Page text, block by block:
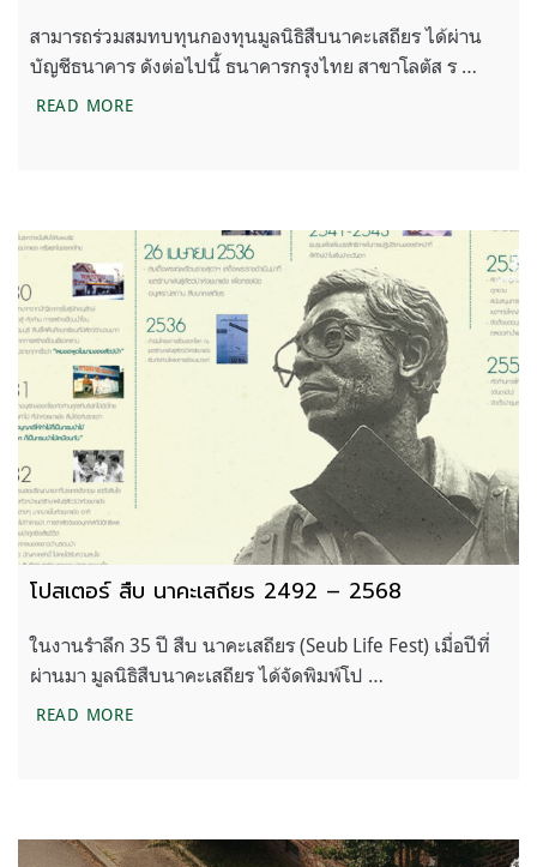
สามารถร่วมสมทบทุนกองทุนมูลนิธิสืบนาคะเสถียร ได้ผ่าน
บัญชีธนาคาร ดังต่อไปนี้ ธนาคารกรุงไทย สาขาโลตัส ร …
READ MOREร่วมปกป้องผืนป่าสัตว์ป่า ผ่าน บัญชีธนาคาร
โปสเตอร์ สืบ นาคะเสถียร 2492 – 2568
ในงานรำลึก 35 ปี สืบ นาคะเสถียร (Seub Life Fest) เมื่อปีที่
ผ่านมา มูลนิธิสืบนาคะเสถียร ได้จัดพิมพ์โป …
READ MOREโปสเตอร์ สืบ นาคะเสถียร 2492 – 2568